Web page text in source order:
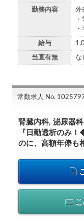
勤務内容
外
給与
当直有無 な
常勤求人 No.
腎臓内科, 泌尿器
『日勤透析のみ
のに、高額年俸も